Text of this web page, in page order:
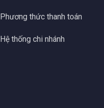
Phương thức thanh toán
Hệ thống chi nhánh